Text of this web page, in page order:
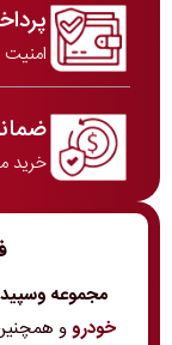
خرید
مجموعه
خودرو